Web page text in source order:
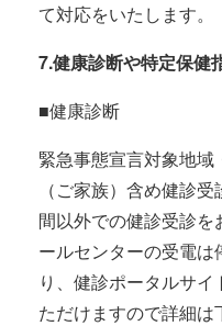
て対応をいたします。
7.健康診断や特定保健
■健康診断
緊急事態宣言対象地
（ご家族）含め健診
間以外での健診受診を
ールセンターの受電
り、健診ポータルサ
ただけますので詳細は